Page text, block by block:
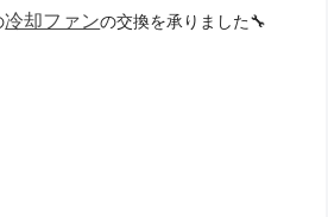
冷却ファンの交換を承りました🔧